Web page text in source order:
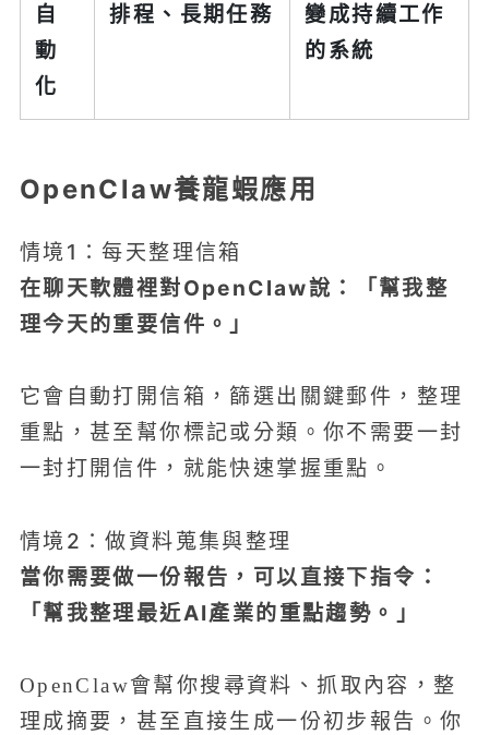
自
動
化
排程、長期任務
變成持續工作
的系統
OpenClaw養龍蝦應用
情境1：每天整理信箱
在聊天軟體裡對OpenClaw說：「幫我整
理今天的重要信件。」
它會自動打開信箱，篩選出關鍵郵件，整理
重點，甚至幫你標記或分類。你不需要一封
一封打開信件，就能快速掌握重點。
情境2：做資料蒐集與整理
當你需要做一份報告，可以直接下指令：
「幫我整理最近AI產業的重點趨勢。」
OpenClaw會幫你搜尋資料、抓取內容，整
理成摘要，甚至直接生成一份初步報告。你